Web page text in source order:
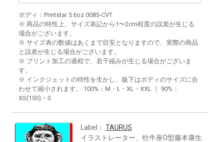
ボディ：Printstar 5.6oz 0085-CVT
※ 商品の特性上、サイズ表記から1〜2cm程度の誤差が生じる
場合がございます。
※ サイズ表の数値はあくまで目安となりますので、実際の商品
と誤差が生じる場合がございます。
※ プリント加工の過程で、若干縮みが生じる場合がございま
す。
※ インクジェットの特性を生かし、版下はボディのサイズに合
わせて縮小されます。 100%：M・L・XL・XXL ｜ 90%：
XS(150)・S
Label： TAURUS
イラストレーター、牡牛座O型藤本康生